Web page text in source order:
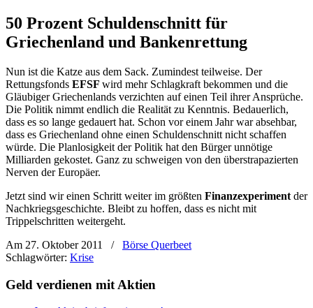
50 Prozent Schuldenschnitt für
Griechenland und Bankenrettung
Nun ist die Katze aus dem Sack. Zumindest teilweise. Der
Rettungsfonds EFSF wird mehr Schlagkraft bekommen und die
Gläubiger Griechenlands verzichten auf einen Teil ihrer Ansprüche.
Die Politik nimmt endlich die Realität zu Kenntnis. Bedauerlich,
dass es so lange gedauert hat. Schon vor einem Jahr war absehbar,
dass es Griechenland ohne einen Schuldenschnitt nicht schaffen
würde. Die Planlosigkeit der Politik hat den Bürger unnötige
Milliarden gekostet. Ganz zu schweigen von den überstrapazierten
Nerven der Europäer.
Jetzt sind wir einen Schritt weiter im größten Finanzexperiment der
Nachkriegsgeschichte. Bleibt zu hoffen, dass es nicht mit
Trippelschritten weitergeht.
Am 27. Oktober 2011
/
Börse Querbeet
Schlagwörter: Krise
Geld verdienen mit Aktien